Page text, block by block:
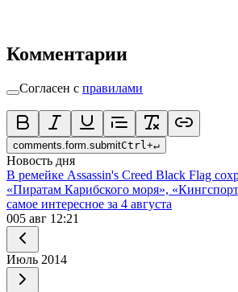
Комментарии
Согласен с правилами
comments.form.submitCtrl +↵
Новость дня
В ремейке Assassin's Creed Black Flag
«Пиратам Карибского моря»,
самое интересное за 4 августа
005 авг 12:21
Июль 2014